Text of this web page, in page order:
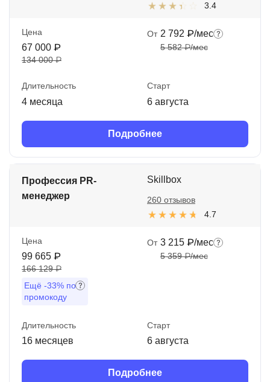
3.4
Цена
67 000 ₽
134 000 ₽
От 2 792 ₽/мес
5 582 ₽/мес
Длительность
4 месяца
Старт
6 августа
Подробнее
Профессия PR-
менеджер
Skillbox
4.7
260 отзывов
Цена
99 665 ₽
166 129 ₽
Ещё -33% по
промокоду
От 3 215 ₽/мес
5 359 ₽/мес
Длительность
16 месяцев
Старт
6 августа
Подробнее